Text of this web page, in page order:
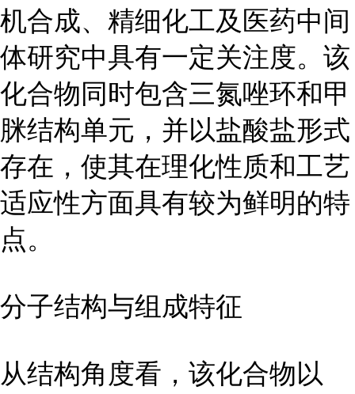
机合成、精细化工及医药中间
体研究中具有一定关注度。该
化合物同时包含三氮唑环和甲
脒结构单元，并以盐酸盐形式
存在，使其在理化性质和工艺
适应性方面具有较为鲜明的特
点。
分子结构与组成特征
从结构角度看，该化合物以